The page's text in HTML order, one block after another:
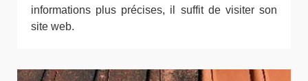
informations plus précises, il suffit de visiter son
site web.